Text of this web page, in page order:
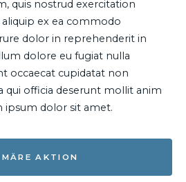
quis nostrud exercitation
ex ea commodo
dolor in reprehenderit in
dolore eu fugiat nulla
occaecat cupidatat non
qui officia deserunt mollit anim
ipsum dolor sit amet.
AKTION